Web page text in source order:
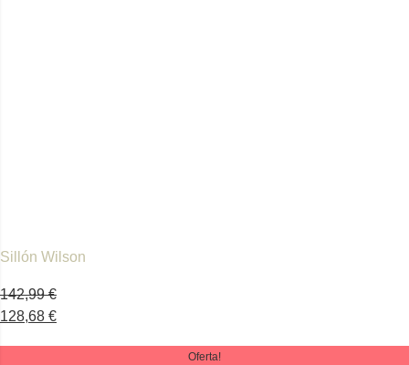
Sillón Wilson
142,99€
128,68 €
Oferta!